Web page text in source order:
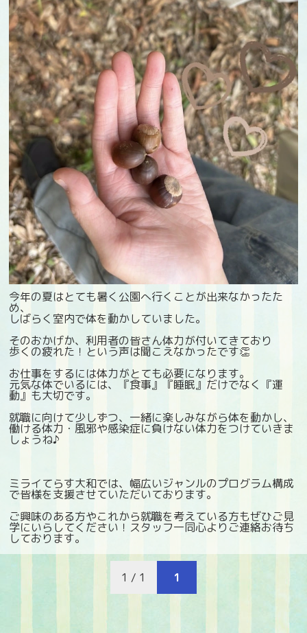
今年の夏はとても暑く公園へ行くことが出来なかったた
め、
しばらく室内で体を動かしていました。
そのおかげか、利用者の皆さん体力が付いてきており
歩くの疲れた！という声は聞こえなかったです👏
お仕事をするには体力がとても必要になります。
元気な体でいるには、『食事』『睡眠』だけでなく『運
動』も大切です。
就職に向けて少しずつ、一緒に楽しみながら体を動かし、
働ける体力・風邪や感染症に負けない体力をつけていきま
しょうね♪
ミライてらす大和では、幅広いジャンルのプログラム構成
で皆様を支援させていただいております。
ご興味のある方やこれから就職を考えている方もぜひご見
学にいらしてください！スタッフ一同心よりご連絡お待ち
しております。
1 / 1 1